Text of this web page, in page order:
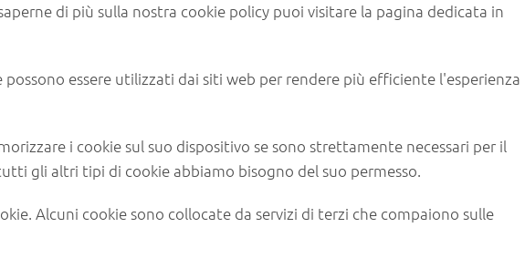
di più sulla nostra cookie policy puoi visitare la pagina dedicata in
essere utilizzati dai siti web per rendere più efficiente l'esperienza
i cookie sul suo dispositivo se sono strettamente necessari per il
gli altri tipi di cookie abbiamo bisogno del suo permesso.
Alcuni cookie sono collocate da servizi di terzi che compaiono sulle